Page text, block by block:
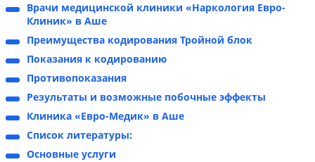
Врачи медицинской клиники «Наркология Евро-
Клиник» в Аше
Преимущества кодирования Тройной блок
Показания к кодированию
Противопоказания
Результаты и возможные побочные эффекты
Клиника «Евро-Медик» в Аше
Список литературы:
Основные услуги